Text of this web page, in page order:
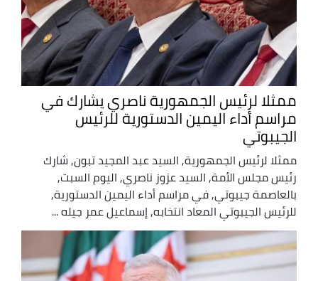
ممثلا لرئيس الجمهورية ناصري يشارك في
مراسم أداء اليمين الدستورية للرئيس
الجيبوتي
ممثلا لرئيس الجمهورية, السيد عبد المجيد تبون, شارك
رئيس مجلس الأمة, السيد عزوز ناصري, اليوم السبت,
بالعاصمة جيبوتي, في مراسم أداء اليمين الدستورية,
للرئيس الجيبوتي المعاد انتخابه, إسماعيل عمر جيله ...